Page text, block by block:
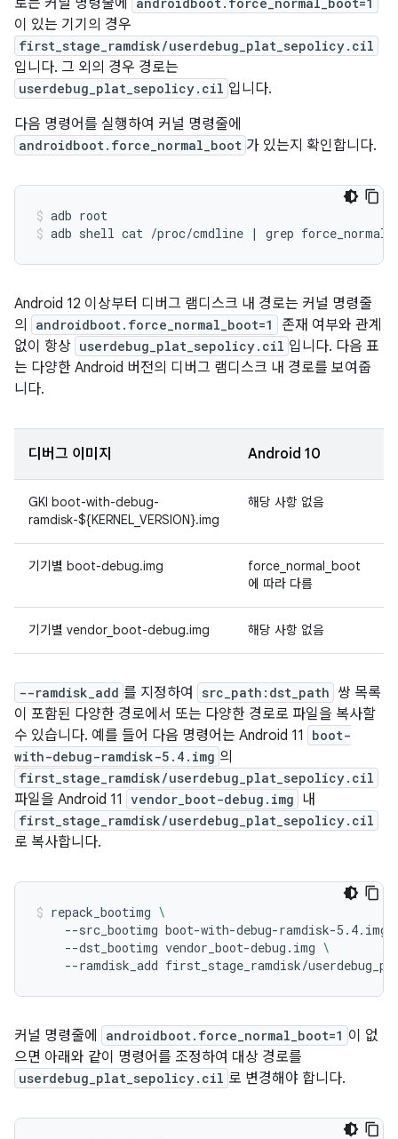
로는 커널 명령줄에
이 있는 기기의 경우
first_stage_ramdisk/userdebug_plat_sepolicy.cil
입니다. 그 외의 경우 경로는
userdebug_plat_sepolicy.cil 입니다.
다음 명령어를 실행하여 커널 명령줄에
androidboot.force_normal_boot 가 있는지 확인합니다.
adb root
adb shell cat /proc/cmdline | grep
Android 12 이상부터 디버그 램디스크 내 경로는 커널 명령줄
의
androidboot.force_normal_boot=1
존재 여부와 관계
없이 항상 userdebug_plat_sepolicy.cil 입니다. 다음 표
는 다양한 Android 버전의 디버그 램디스크 내 경로를 보여줍
니다.
디버그 이미지 Android 10
GKI boot-with-debug-
ramdisk-${KERNEL_VERSION}.img
해당 사항 없음
기기별 boot-debug.img
force_normal_boot
에 따라 다름
기기별 vendor_boot-debug.img 해당 사항 없음
--ramdisk_add 를 지정하여 src_path:dst_path 쌍 목록
이 포함된 다양한 경로에서 또는 다양한 경로로 파일을 복사할
수 있습니다. 예를 들어 다음 명령어는 Android 11
boot-
with-debug-ramdisk-5.4.img 의
first_stage_ramdisk/userdebug_plat_sepolicy.cil
파일을 Android 11 vendor_boot-debug.img 내
first_stage_ramdisk/userdebug_plat_sepolicy.cil
로 복사합니다.
repack_bootimg \
--src_bootimg boot-with-debug-ramdisk-5.4.img
--dst_bootimg vendor_boot-debug.img \
--ramdisk_add first_stage_ramdisk/
커널 명령줄에 androidboot.force_normal_boot=1 이 없
으면 아래와 같이 명령어를 조정하여 대상 경로를
userdebug_plat_sepolicy.cil 로 변경해야 합니다.